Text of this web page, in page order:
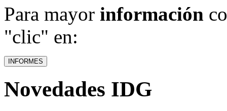
Para mayor información
"clic" en:
Novedades IDG